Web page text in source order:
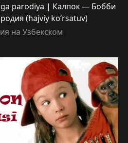
parodiya | Калпок — Бобби
(hajviy ko’rsatuv)
на Узбекском